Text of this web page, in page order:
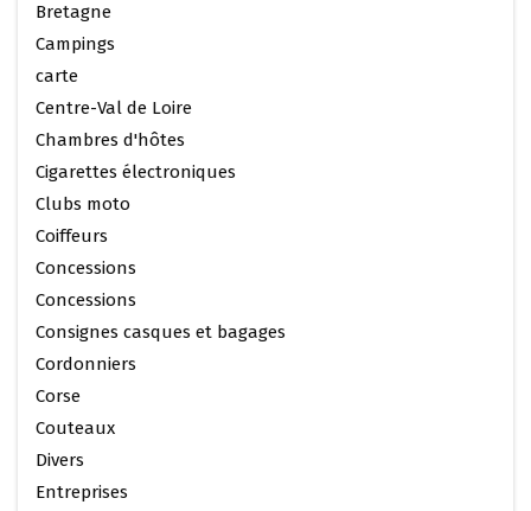
Bretagne
Campings
carte
Centre-Val de Loire
Chambres d'hôtes
Cigarettes électroniques
Clubs moto
Coiffeurs
Concessions
Concessions
Consignes casques et bagages
Cordonniers
Corse
Couteaux
Divers
Entreprises